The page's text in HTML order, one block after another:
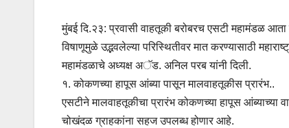
मुंबई दि.२३: प्रवासी वाहतूकी बरोबरच एसटी महामंडळ
विषाणूमुळे उद्भवलेल्या परिस्थितीवर मात करण्यासाठी
महामंडळाचे अध्यक्ष अॅड. अनिल परब यांनी दिली.
१. कोकणच्या हापूस आंब्या पासून मालवाहतूकीस प्रारंभ..
एसटीने मालवाहतूकीचा प्रारंभ कोकणच्या हापूस
चोखंदळ ग्राहकांना सहज उपलब्ध होणार आहे.